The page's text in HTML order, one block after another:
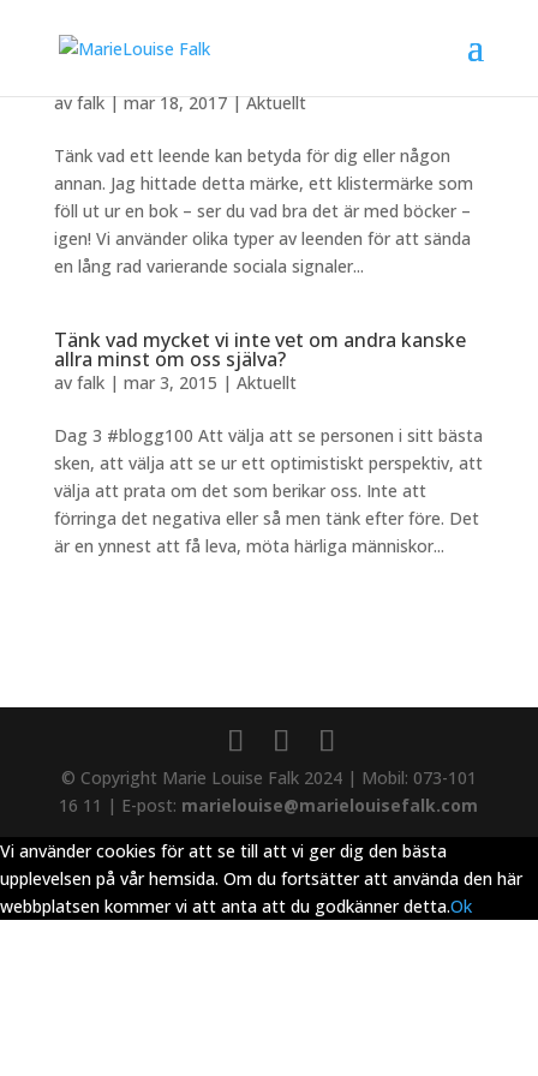
avfalk|mar 18, 2017|Aktuellt
Tänk vad ett leende kan betyda för dig eller någon
annan. Jag hittade detta märke, ett klistermärke som
föll ut ur en bok – ser du vad bra det är med böcker –
igen! Vi använder olika typer av leenden för att sända
en lång rad varierande sociala signaler...
Tänk vad mycket vi inte vet om andra kanske
allra minst om oss själva?
av falk| mar 3, 2015 | Aktuellt
Dag 3 #blogg100 Att välja att se personen i sitt bästa
sken, att välja att se ur ett optimistiskt perspektiv, att
välja att prata om det som berikar oss. Inte att
förringa det negativa eller så men tänk efter före. Det
är en ynnest att få leva, möta härliga människor...
© Copyright Marie Louise Falk 2024 | Mobil: 073-101
16 11 | E-post: marielouise@marielouisefalk.com
Vi använder cookies för att se till att vi ger dig den bästa
upplevelsen på vår hemsida. Om du fortsätter att använda den här
webbplatsen kommer vi att anta att du godkänner detta.Ok